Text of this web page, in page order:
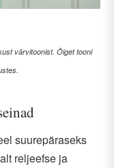
värvitoonist. Õiget tooni
suurepäraseks
reljeefse ja